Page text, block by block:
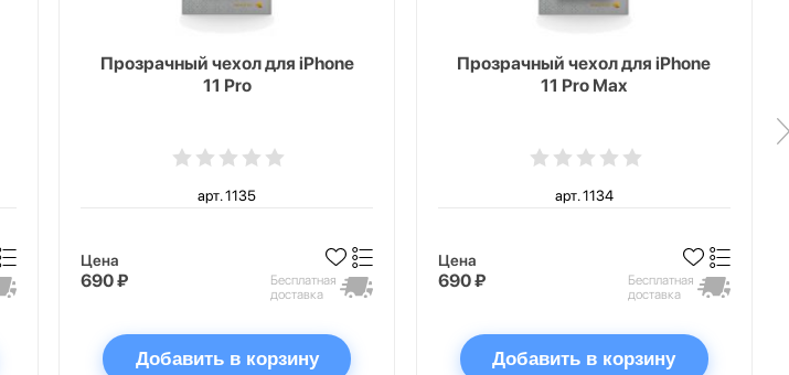
Прозрачный чехол для iPhone
11 Pro
арт. 1135
Цена
690 ₽
Бесплатная
доставка
Добавить в корзину
Прозрачный чехол для iPhone
11 Pro Max
арт. 1134
Цена
690 ₽
Бесплатная
доставка
Добавить в корзину